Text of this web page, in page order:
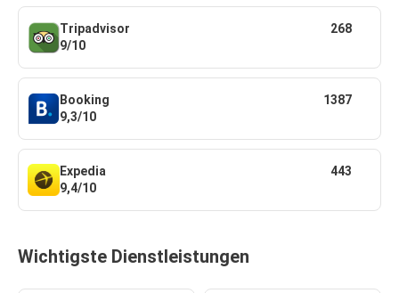
Tripadvisor
9/10
268
Booking
9,3/10
1387
Expedia
9,4/10
443
Wichtigste Dienstleistungen